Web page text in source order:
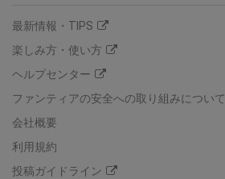
最新情報・TIPS
楽しみ方・使い方
ヘルプセンター
ファンティアの安全への取り組みについて
会社概要
利用規約
投稿ガイドライン